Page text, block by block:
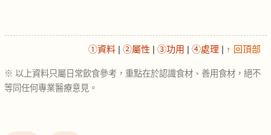
①資料 | ②屬性 | ③功用 | ④處理 | ↑ 回頂部
※ 以上資料只屬日常飲食參考，重點在於認識食材、善用食材，絕不
等同任何專業醫療意見。